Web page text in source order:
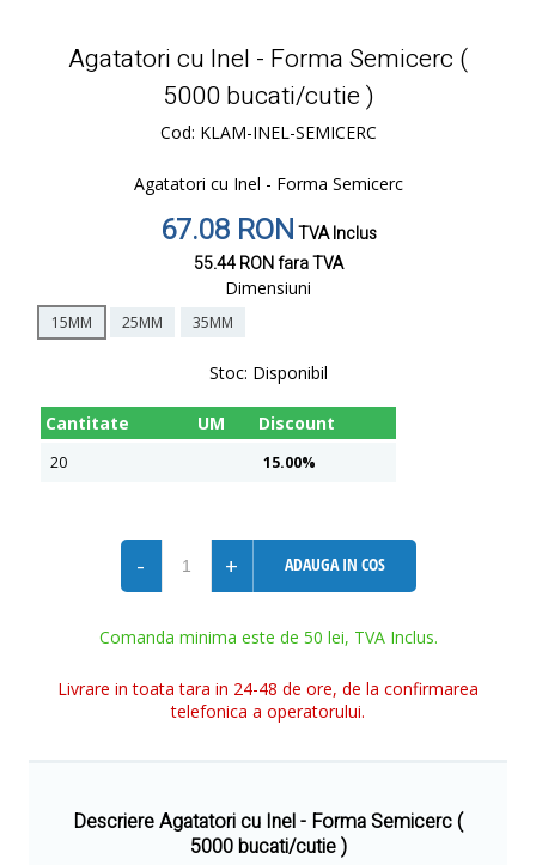
Agatatori cu Inel - Forma Semicerc (
5000 bucati/cutie )
Cod: KLAM-INEL-SEMICERC
Agatatori cu Inel - Forma Semicerc
67.08 RONTVA Inclus
55.44 RONfara TVA
Dimensiuni
15MM 25MM 35MM
Stoc: Disponibil
Cantitate UM Discount
20 15.00%
- + ADAUGA IN COS
Comanda minima este de 50 lei, TVA Inclus.
Livrare in toata tara in 24-48 de ore, de la confirmarea
telefonica a operatorului.
Descriere Agatatori cu Inel - Forma Semicerc (
5000 bucati/cutie )